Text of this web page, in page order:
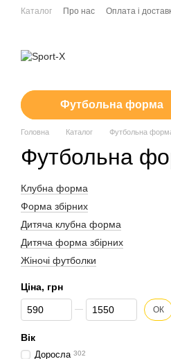
Перейти до основного контенту
Каталог Про нас Оплата і
Футбольна форма
Головна Каталог Футбольна
Футбольна
Клубна форма
Форма збірних
Дитяча клубна форма
Дитяча форма збірних
Жіночі футболки
Ціна, грн
Від Ціна, грн
До Ціна, грн ОК
Вік
Доросла 302